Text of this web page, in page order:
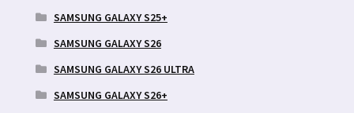
SAMSUNG GALAXY S25+
SAMSUNG GALAXY S26
SAMSUNG GALAXY S26 ULTRA
SAMSUNG GALAXY S26+